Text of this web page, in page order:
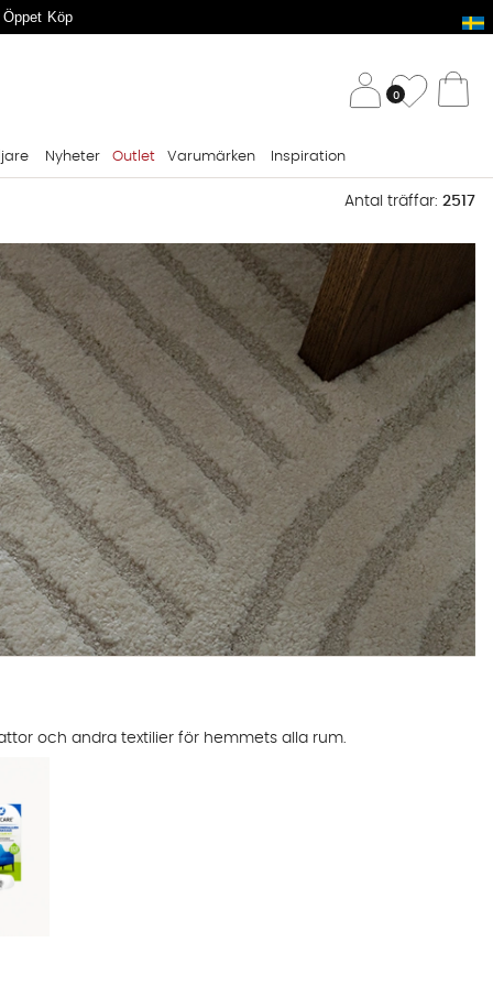
Köp
0
Nyheter Outlet Varumärken Inspiration
Antal träffar: 2517
och andra textilier för hemmets alla rum.